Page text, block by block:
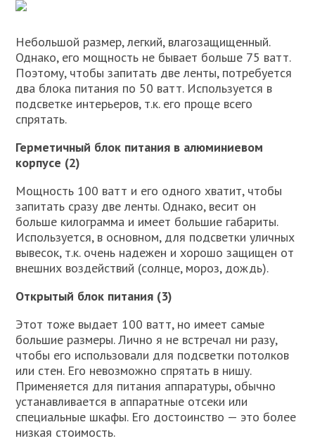
Небольшой размер, легкий, влагозащищенный.
Однако, его мощность не бывает больше 75 ватт.
Поэтому, чтобы запитать две ленты, потребуется
два блока питания по 50 ватт. Используется в
подсветке интерьеров, т.к. его проще всего
спрятать.
Герметичный блок питания в алюминиевом
корпусе (2)
Мощность 100 ватт и его одного хватит, чтобы
запитать сразу две ленты. Однако, весит он
больше килограмма и имеет большие габариты.
Используется, в основном, для подсветки уличных
вывесок, т.к. очень надежен и хорошо защищен от
внешних воздействий (солнце, мороз, дождь).
Открытый блок питания (3)
Этот тоже выдает 100 ватт, но имеет самые
большие размеры. Лично я не встречал ни разу,
чтобы его использовали для подсветки потолков
или стен. Его невозможно спрятать в нишу.
Применяется для питания аппаратуры, обычно
устанавливается в аппаратные отсеки или
специальные шкафы. Его достоинство — это более
низкая стоимость.